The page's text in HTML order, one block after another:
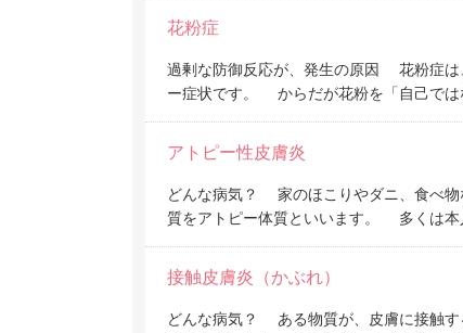
花粉症
過剰な防御反応が、発生の原因 花粉症は
ー症状です。 からだが花粉を「自己では
アトピー性皮膚炎
どんな病気？ 家のほこりやダニ、食べ物
質をアトピー体質といいます。 多くは本
接触皮膚炎（かぶれ）
どんな病気？ ある物質が、皮膚に接触